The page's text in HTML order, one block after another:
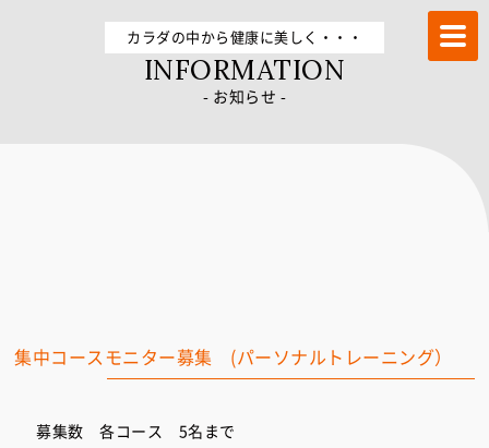
トレーニングならFUKUOKA加圧STUDIO－α 冷泉町店
カラダの中から健康に美しく・・・
INFORMATION
- お知らせ -
集中コースモニター募集 (パーソナルトレーニング）
募集数 各コース 5名まで